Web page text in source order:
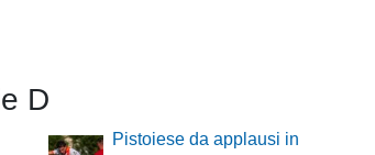
D
Pistoiese da applausi in